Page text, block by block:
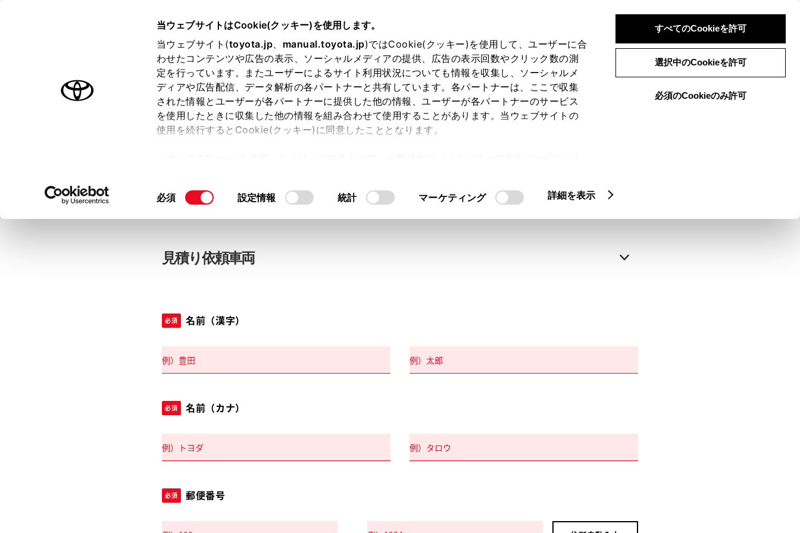
は必須です。
当ウェブサイトはCookie(クッキー)を使用します。
当ウェブサイト(toyota.jp、 manual.toyota.jp)ではCookie(クッキー)を使用して、ユーザーに合
わせたコンテンツや広告の表示、ソーシャルメディアの提供、広告の表示回数やクリック数の測
定を行っています。またユーザーによるサイト利用状況についても情報を収集し、ソーシャルメ
ディアや広告配信、データ解析の各パートナーと共有しています。各パートナーは、ここで収集
された情報とユーザーが各パートナーに提供した他の情報、ユーザーが各パートナーのサービス
を使用したときに収集した他の情報を組み合わせて使用することがあります。当ウェブサイトの
使用を続行するとCookie(クッキー)に同意したこととなります。
て」をご覧ください。
同
択
必須 設定情報 統計 マーケティング 詳細を表示
すべてのCookieを許可
選択中のCookieを許可
必須のCookieのみ許可
中古車：見積り依頼
お客さま情報の入力 入力内容のご確認
ログインして自動入力
見積り依頼車両
必須 名前（漢字）
必須 名前（カナ）
必須 郵便番号